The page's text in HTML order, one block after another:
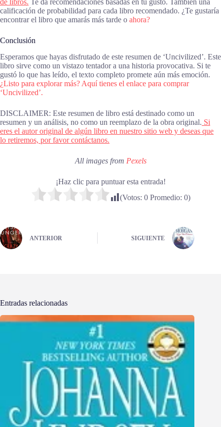
de libros. Te da recomendaciones basadas en tu gusto. También una
calificación de probabilidad para cada libro recomendado. ¿Te gustaría
encontrar el libro que amarás más tarde o ahora?
Conclusión
Esperamos que hayas disfrutado de este resumen de ‘Uncivilized’. Este
libro sirve como un vistazo tentador a una historia provocativa. Si te
gustó lo que has leído, el texto completo promete aún más emoción.
¿Listo para explorar más? Aquí tienes el enlace para comprar
‘Uncivilized’.
DISCLAIMER: Este resumen de libro está destinado como un
resumen y un análisis, no como un reemplazo de la obra original. Si
eres el autor original de algún libro en nuestro sitio web y deseas que
lo retiremos, por favor contáctanos.
All images from Pexels
¡Haz clic para puntuar esta entrada!
(Votos: 0Promedio: 0)
ANTERIOR SIGUIENTE
Entradas relacionadas